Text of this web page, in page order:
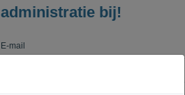
administratie bij!
E-mail